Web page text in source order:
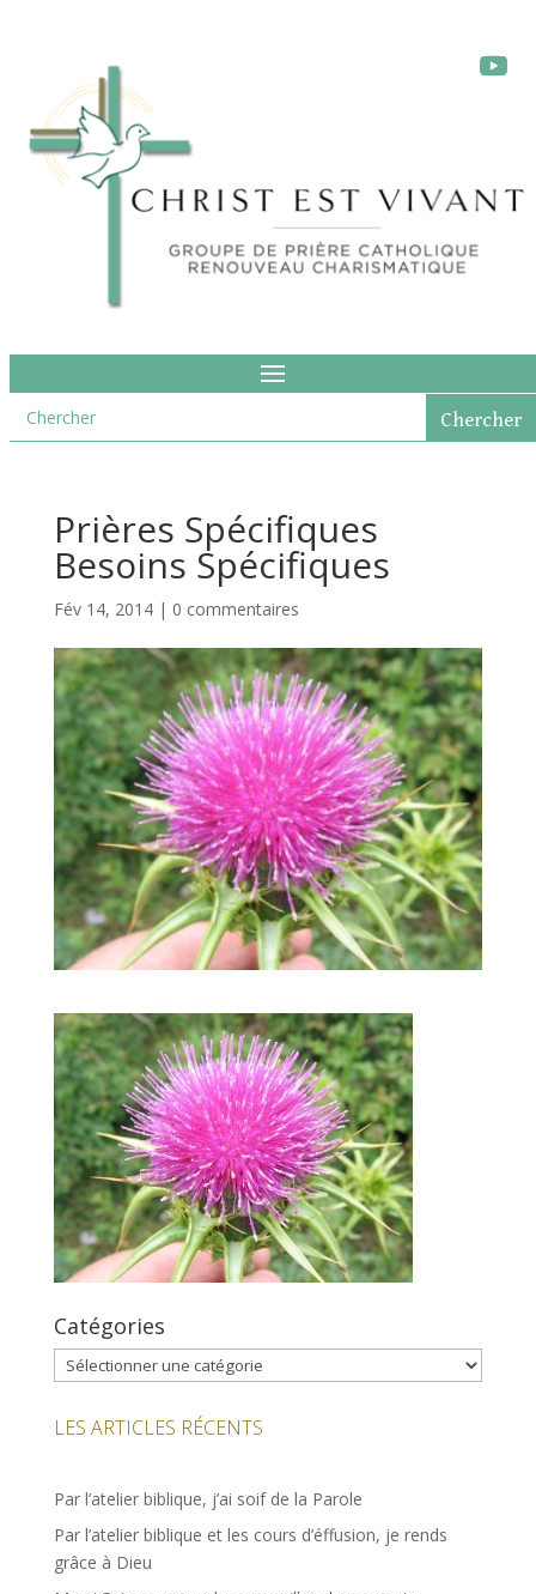
Prières Spécifiques
Besoins Spécifiques
Fév 14, 2014| 0 commentaires
Catégories
Catégories
LES ARTICLES RÉCENTS
Par l’atelier biblique, j’ai soif de la Parole
Par l’atelier biblique et les cours d’éffusion, je rends
grâce à Dieu